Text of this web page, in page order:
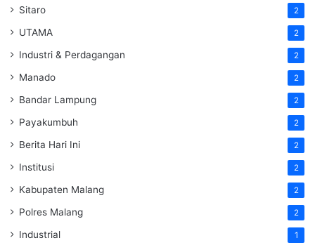
Sitaro 2
UTAMA 2
Industri & Perdagangan 2
Manado 2
Bandar Lampung 2
Payakumbuh 2
Berita Hari Ini 2
Institusi 2
Kabupaten Malang 2
Polres Malang 2
Industrial 1